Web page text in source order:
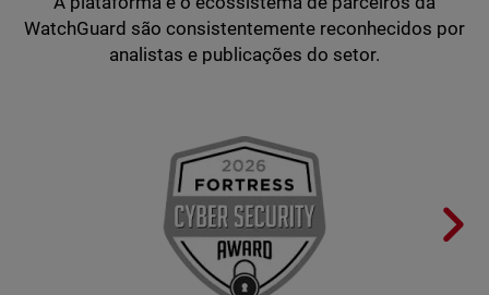
WatchGuard são consistentemente reconhecidos por
analistas e publicações do setor.